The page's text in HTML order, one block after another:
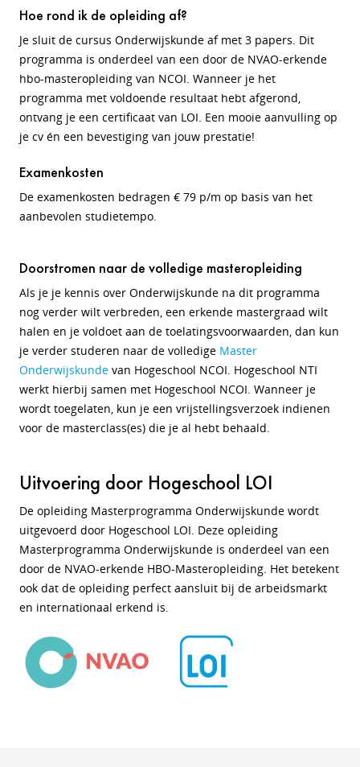
Hoe rond ik de opleiding af?
Je sluit de cursus Onderwijskunde af met 3 papers. Dit
programma is onderdeel van een door de NVAO-erkende
hbo-masteropleiding van NCOI. Wanneer je het
programma met voldoende resultaat hebt afgerond,
ontvang je een certificaat van LOI. Een mooie aanvulling op
je cv én een bevestiging van jouw prestatie!
Examenkosten
De examenkosten bedragen € 79 p/m op basis van het
aanbevolen studietempo.
Doorstromen naar de volledige masteropleiding
Als je je kennis over Onderwijskunde na dit programma
nog verder wilt verbreden, een erkende mastergraad wilt
halen en je voldoet aan de toelatingsvoorwaarden, dan kun
je verder studeren naar de volledige Master
Onderwijskunde van Hogeschool NCOI. Hogeschool NTI
werkt hierbij samen met Hogeschool NCOI. Wanneer je
wordt toegelaten, kun je een vrijstellingsverzoek indienen
voor de masterclass(es) die je al hebt behaald.
Uitvoering door Hogeschool LOI
De opleiding Masterprogramma Onderwijskunde wordt
uitgevoerd door Hogeschool LOI. Deze opleiding
Masterprogramma Onderwijskunde is onderdeel van een
door de NVAO-erkende HBO-Masteropleiding. Het betekent
ook dat de opleiding perfect aansluit bij de arbeidsmarkt
en internationaal erkend is.